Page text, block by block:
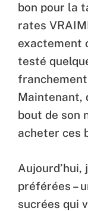
bon pour la
rates
exactement
testé
Maintenant,
bout de son
acheter ces
préférées –
sucrées qui